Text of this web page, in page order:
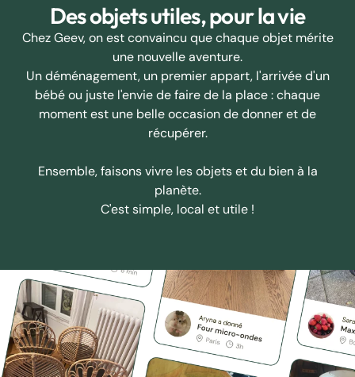
Des objets utiles, pour la vie
Chez Geev, on est convaincu que chaque objet mérite
une nouvelle aventure.
Un déménagement, un premier appart, l'arrivée d'un
bébé ou juste l'envie de faire de la place : chaque
moment est une belle occasion de donner et de
récupérer.
Ensemble, faisons vivre les objets et du bien à la
planète.
C'est simple, local et utile !